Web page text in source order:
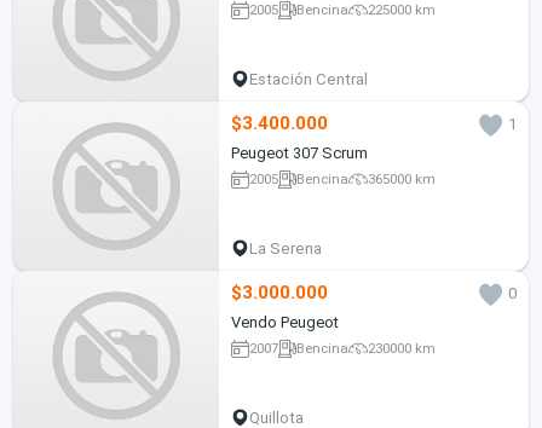
2005 Bencina 225000 km
Estación Central
$3.400.000
1
Peugeot 307 Scrum
2005 Bencina 365000 km
La Serena
$3.000.000
0
Vendo Peugeot
2007 Bencina 230000 km
Quillota